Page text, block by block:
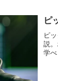
ピ
ピ
説
学